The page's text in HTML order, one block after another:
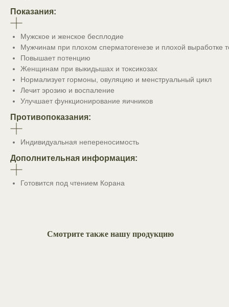
Показания:
Мужское и женское бесплодие
Мужчинам при плохом сперматогенезе и плохой выработке
Повышает потенцию
Женщинам при выкидышах и токсикозах
Нормализует гормоны, овуляцию и менструальный цикл
Лечит эрозию и воспаление
Улучшает функционирование яичников
Противопоказания:
Индивидуальная непереносимость
Дополнительная информация:
Готовится под чтением Корана
Смотрите также нашу продукцию